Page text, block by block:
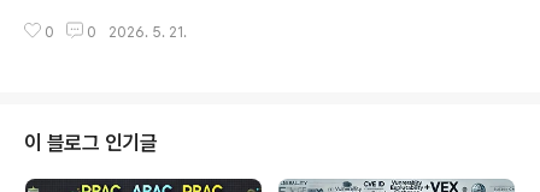
드 위치 선택 가능단일 환경 대비 최적화 가능보안 강화민
퓨팅 중심이었다면, AI Factory는 GPU/TPU 기반의 고
라로 부상하고 있다.1. 개념 및 정의AI Factory는 AI 모델
개발 및 운영을 위한 데이터, 컴퓨팅, 네트워크, 스토리지
자원을 통합하여 대규모 AI 워크로드를 효율적으로 처리하
0 0 2026. 5. 21.
이 블로그 인기글